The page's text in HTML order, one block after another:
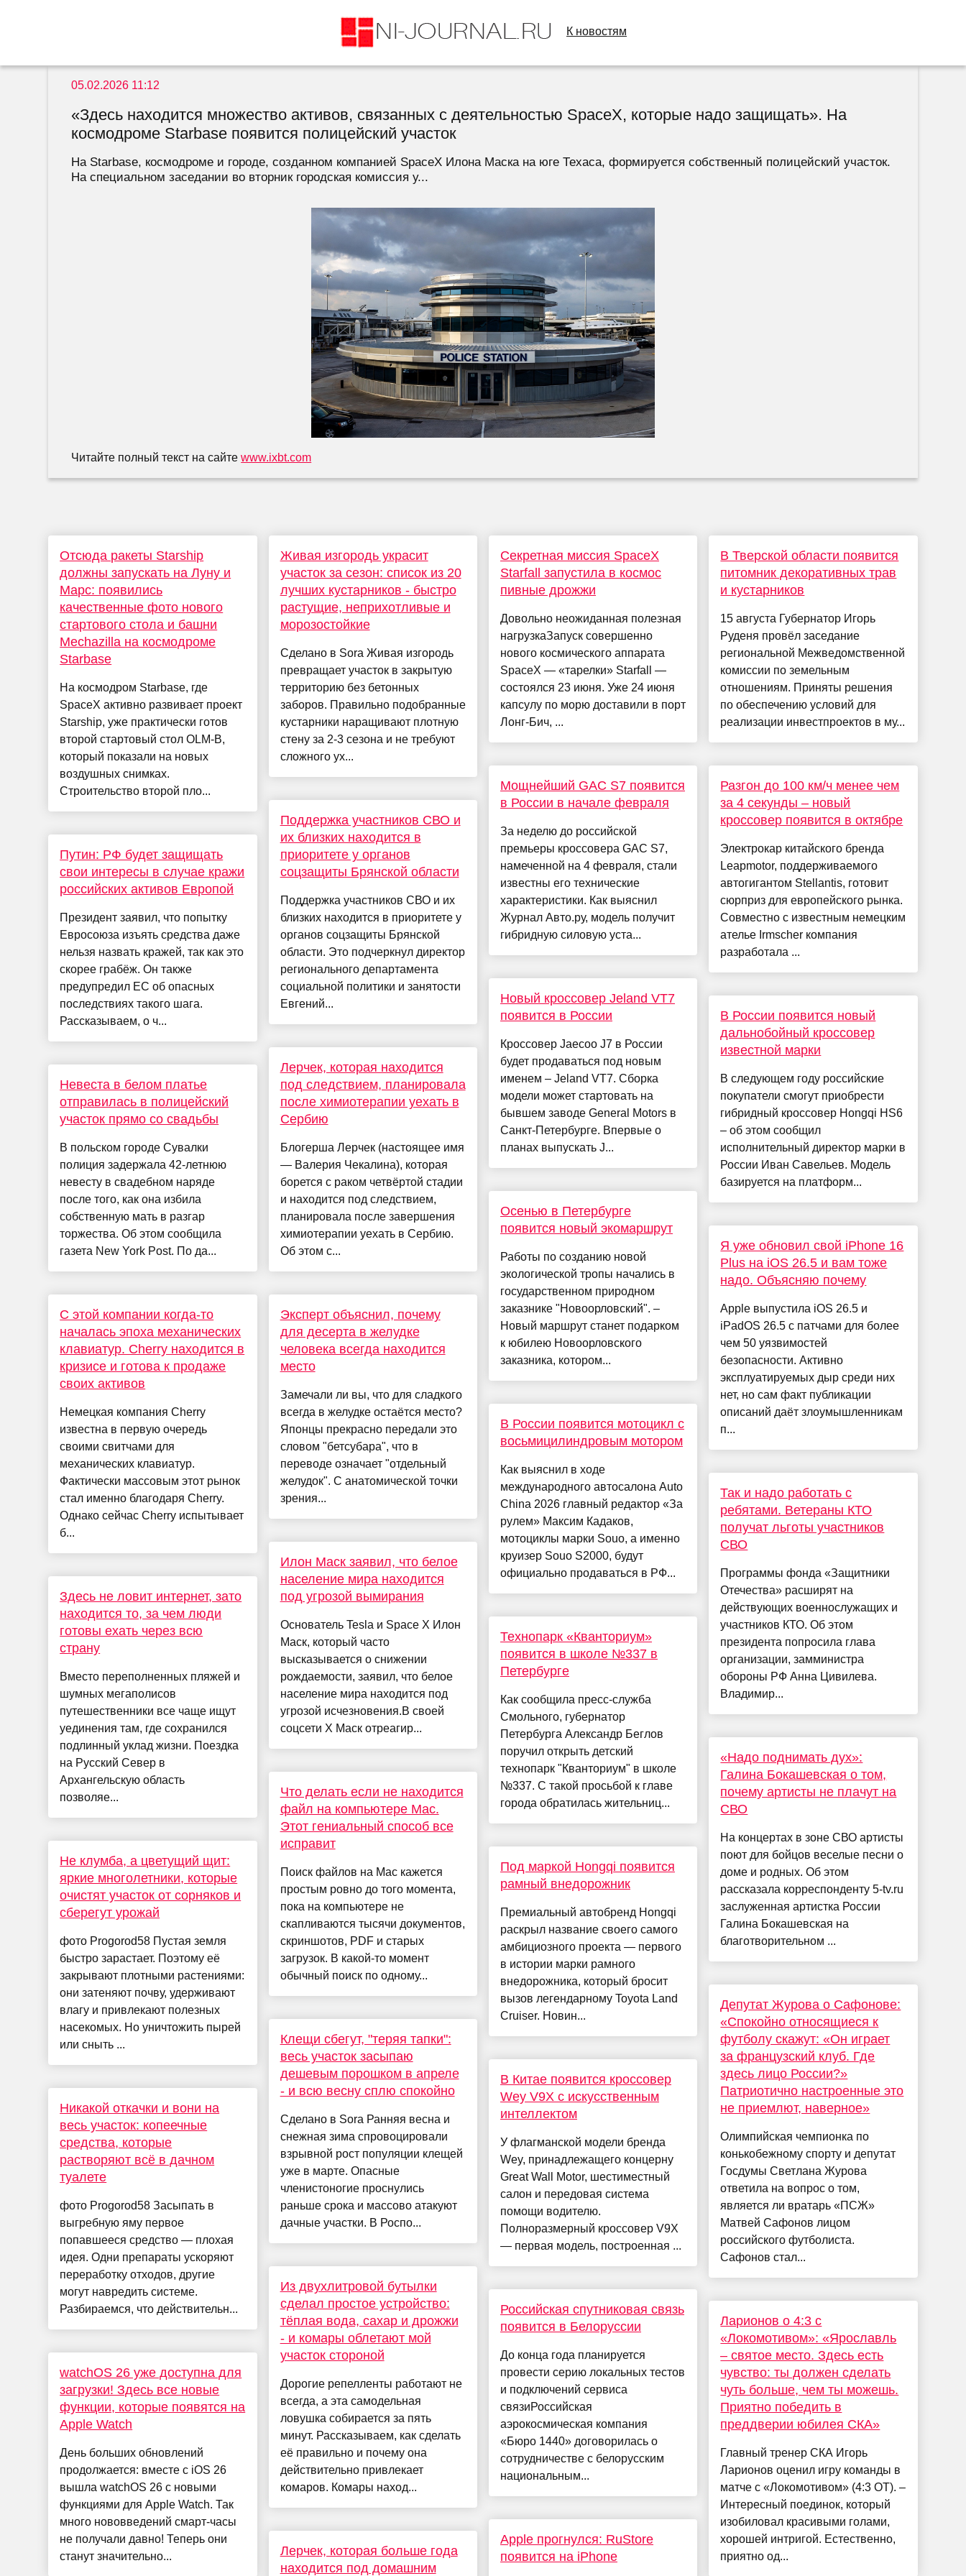
К новостям
05.02.2026 11:12
«Здесь находится множество активов, связанных с деятельностью SpaceX, которые надо защищать». На
космодроме Starbase появится полицейский участок
На Starbase, космодроме и городе, созданном компанией SpaceX Илона Маска на юге Техаса, формируется собственный полицейский участок.
На специальном заседании во вторник городская комиссия у...
Читайте полный текст на сайтеwww.ixbt.com
Отсюда ракеты Starship
должны запускать на Луну и
Марс: появились
качественные фото нового
стартового стола и башни
Mechazilla на космодроме
Starbase
На космодром Starbase, где
SpaceX активно развивает проект
Starship, уже практически готов
второй стартовый стол OLM-B,
который показали на новых
воздушных снимках.
Строительство второй пло...
Путин: РФ будет защищать
свои интересы в случае кражи
российских активов Европой
Президент заявил, что попытку
Евросоюза изъять средства даже
нельзя назвать кражей, так как это
скорее грабёж. Он также
предупредил ЕС об опасных
последствиях такого шага.
Рассказываем, о ч...
Невеста в белом платье
отправилась в полицейский
участок прямо со свадьбы
В польском городе Сувалки
полиция задержала 42-летнюю
невесту в свадебном наряде
после того, как она избила
собственную мать в разгар
торжества. Об этом сообщила
газета New York Post. По да...
С этой компании когда-то
началась эпоха механических
клавиатур. Cherry находится в
кризисе и готова к продаже
своих активов
Немецкая компания Cherry
известна в первую очередь
своими свитчами для
механических клавиатур.
Фактически массовым этот рынок
стал именно благодаря Cherry.
Однако сейчас Cherry испытывает
б...
Здесь не ловит интернет, зато
находится то, за чем люди
готовы ехать через всю
страну
Вместо переполненных пляжей и
шумных мегаполисов
путешественники все чаще ищут
уединения там, где сохранился
подлинный уклад жизни. Поездка
на Русский Север в
Архангельскую область
позволяе...
Не клумба, а цветущий щит:
яркие многолетники, которые
очистят участок от сорняков и
сберегут урожай
фото Progorod58 Пустая земля
быстро зарастает. Поэтому её
закрывают плотными растениями:
они затеняют почву, удерживают
влагу и привлекают полезных
насекомых. Но уничтожить пырей
или сныть ...
Никакой откачки и вони на
весь участок: копеечные
средства, которые
растворяют всё в дачном
туалете
фото Progorod58 Засыпать в
выгребную яму первое
попавшееся средство — плохая
идея. Одни препараты ускоряют
переработку отходов, другие
могут навредить системе.
Разбираемся, что действительн...
watchOS 26 уже доступна для
загрузки! Здесь все новые
функции, которые появятся на
Apple Watch
День больших обновлений
продолжается: вместе с iOS 26
вышла watchOS 26 с новыми
функциями для Apple Watch. Так
много нововведений смарт-часы
не получали давно! Теперь они
станут значительно...
Живая изгородь украсит
участок за сезон: список из 20
лучших кустарников - быстро
растущие, неприхотливые и
морозостойкие
Сделано в Sora Живая изгородь
превращает участок в закрытую
территорию без бетонных
заборов. Правильно подобранные
кустарники наращивают плотную
стену за 2-3 сезона и не требуют
сложного ух...
Поддержка участников СВО и
их близких находится в
приоритете у органов
соцзащиты Брянской области
Поддержка участников СВО и их
близких находится в приоритете у
органов соцзащиты Брянской
области. Это подчеркнул директор
регионального департамента
социальной политики и занятости
Евгений...
Лерчек, которая находится
под следствием, планировала
после химиотерапии уехать в
Сербию
Блогерша Лерчек (настоящее имя
— Валерия Чекалина), которая
борется с раком четвёртой стадии
и находится под следствием,
планировала после завершения
химиотерапии уехать в Сербию.
Об этом с...
Эксперт объяснил, почему
для десерта в желудке
человека всегда находится
место
Замечали ли вы, что для сладкого
всегда в желудке остаётся место?
Японцы прекрасно передали это
словом "бетсубара", что в
переводе означает "отдельный
желудок". С анатомической точки
зрения...
Илон Маск заявил, что белое
население мира находится
под угрозой вымирания
Основатель Tesla и Space X Илон
Маск, который часто
высказывается о снижении
рождаемости, заявил, что белое
население мира находится под
угрозой исчезновения.В своей
соцсети X Маск отреагир...
Что делать если не находится
файл на компьютере Mac.
Этот гениальный способ все
исправит
Поиск файлов на Mac кажется
простым ровно до того момента,
пока на компьютере не
скапливаются тысячи документов,
скриншотов, PDF и старых
загрузок. В какой-то момент
обычный поиск по одному...
Клещи сбегут, "теряя тапки":
весь участок засыпаю
дешевым порошком в апреле
- и всю весну сплю спокойно
Сделано в Sora Ранняя весна и
снежная зима спровоцировали
взрывной рост популяции клещей
уже в марте. Опасные
членистоногие проснулись
раньше срока и массово атакуют
дачные участки. В Роспо...
Из двухлитровой бутылки
сделал простое устройство:
тёплая вода, сахар и дрожжи
- и комары облетают мой
участок стороной
Дорогие репелленты работают не
всегда, а эта самодельная
ловушка собирается за пять
минут. Рассказываем, как сделать
её правильно и почему она
действительно привлекает
комаров. Комары наход...
Лерчек, которая больше года
находится под домашним
Секретная миссия SpaceX
Starfall запустила в космос
пивные дрожжи
Довольно неожиданная полезная
нагрузкаЗапуск совершенно
нового космического аппарата
SpaceX — «тарелки» Starfall —
состоялся 23 июня. Уже 24 июня
капсулу по морю доставили в порт
Лонг-Бич, ...
Мощнейший GAC S7 появится
в России в начале февраля
За неделю до российской
премьеры кроссовера GAC S7,
намеченной на 4 февраля, стали
известны его технические
характеристики. Как выяснил
Журнал Авто.ру, модель получит
гибридную силовую уста...
Новый кроссовер Jeland VT7
появится в России
Кроссовер Jaecoo J7 в России
будет продаваться под новым
именем – Jeland VT7. Сборка
модели может стартовать на
бывшем заводе General Motors в
Санкт-Петербурге. Впервые о
планах выпускать J...
Осенью в Петербурге
появится новый экомаршрут
Работы по созданию новой
экологической тропы начались в
государственном природном
заказнике "Новоорловский". –
Новый маршрут станет подарком
к юбилею Новоорловского
заказника, котором...
В России появится мотоцикл с
восьмицилиндровым мотором
Как выяснил в ходе
международного автосалона Auto
China 2026 главный редактор «За
рулем» Максим Кадаков,
мотоциклы марки Souo, а именно
круизер Souo S2000, будут
официально продаваться в РФ...
Технопарк «Кванториум»
появится в школе №337 в
Петербурге
Как сообщила пресс-служба
Смольного, губернатор
Петербурга Александр Беглов
поручил открыть детский
технопарк "Кванториум" в школе
№337. С такой просьбой к главе
города обратилась жительниц...
Под маркой Hongqi появится
рамный внедорожник
Премиальный автобренд Hongqi
раскрыл название своего самого
амбициозного проекта — первого
в истории марки рамного
внедорожника, который бросит
вызов легендарному Toyota Land
Cruiser. Новин...
В Китае появится кроссовер
Wey V9X с искусственным
интеллектом
У флагманской модели бренда
Wey, принадлежащего концерну
Great Wall Motor, шестиместный
салон и передовая система
помощи водителю.
Полноразмерный кроссовер V9X
— первая модель, построенная ...
Российская спутниковая связь
появится в Белоруссии
До конца года планируется
провести серию локальных тестов
и подключений сервиса
связиРоссийская
аэрокосмическая компания
«Бюро 1440» договорилась о
сотрудничестве с белорусским
национальным...
Apple прогнулся: RuStore
появится на iPhone
В Тверской области появится
питомник декоративных трав
и кустарников
15 августа Губернатор Игорь
Руденя провёл заседание
региональной Межведомственной
комиссии по земельным
отношениям. Приняты решения
по обеспечению условий для
реализации инвестпроектов в му...
Разгон до 100 км/ч менее чем
за 4 секунды – новый
кроссовер появится в октябре
Электрокар китайского бренда
Leapmotor, поддерживаемого
автогигантом Stellantis, готовит
сюрприз для европейского рынка.
Совместно с известным немецким
ателье Irmscher компания
разработала ...
В России появится новый
дальнобойный кроссовер
известной марки
В следующем году российские
покупатели смогут приобрести
гибридный кроссовер Hongqi HS6
– об этом сообщил
исполнительный директор марки в
России Иван Савельев. Модель
базируется на платформ...
Я уже обновил свой iPhone 16
Plus на iOS 26.5 и вам тоже
надо. Объясняю почему
Apple выпустила iOS 26.5 и
iPadOS 26.5 с патчами для более
чем 50 уязвимостей
безопасности. Активно
эксплуатируемых дыр среди них
нет, но сам факт публикации
описаний даёт злоумышленникам
п...
Так и надо работать с
ребятами. Ветераны КТО
получат льготы участников
СВО
Программы фонда «Защитники
Отечества» расширят на
действующих военнослужащих и
участников КТО. Об этом
президента попросила глава
организации, замминистра
обороны РФ Анна Цивилева.
Владимир...
«Надо поднимать дух»:
Галина Бокашевская о том,
почему артисты не плачут на
СВО
На концертах в зоне СВО артисты
поют для бойцов веселые песни о
доме и родных. Об этом
рассказала корреспонденту 5-tv.ru
заслуженная артистка России
Галина Бокашевская на
благотворительном ...
Депутат Журова о Сафонове:
«Спокойно относящиеся к
футболу скажут: «Он играет
за французский клуб. Где
здесь лицо России?»
Патриотично настроенные это
не приемлют, наверное»
Олимпийская чемпионка по
конькобежному спорту и депутат
Госдумы Светлана Журова
ответила на вопрос о том,
является ли вратарь «ПСЖ»
Матвей Сафонов лицом
российского футболиста.
Сафонов стал...
Ларионов о 4:3 с
«Локомотивом»: «Ярославль
– святое место. Здесь есть
чувство: ты должен сделать
чуть больше, чем ты можешь.
Приятно победить в
преддверии юбилея СКА»
Главный тренер СКА Игорь
Ларионов оценил игру команды в
матче с «Локомотивом» (4:3 ОТ). –
Интересный поединок, который
изобиловал красивыми голами,
хорошей интригой. Естественно,
приятно од...